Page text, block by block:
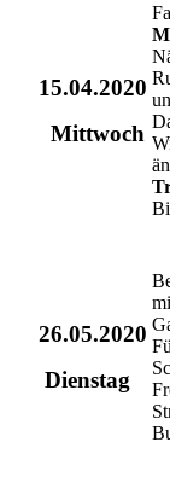
15.04.2020
Mittwoch
26.05.2020
Dienstag